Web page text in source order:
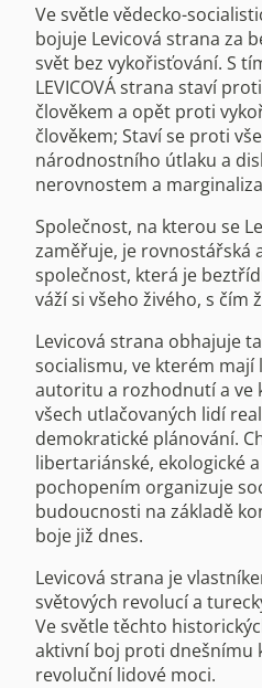
Ve světle vědecko-
bojuje Levicová strana za
svět bez vykořisťování. S
LEVICOVÁ strana staví
člověkem a opět proti
člověkem; Staví se proti
národnostního útlaku a
nerovnostem a
Společnost, na kterou se
zaměřuje, je rovnostářská
společnost, která je
váží si všeho živého, s čím
Levicová strana obhajuje
socialismu, ve kterém mají
autoritu a rozhodnutí a ve
všech utlačovaných lidí
demokratické plánování.
libertariánské, ekologické
pochopením organizuje
budoucnosti na základě
boje již dnes.
Levicová strana je
světových revolucí a
Ve světle těchto
aktivní boj proti dnešnímu
revoluční lidové moci.